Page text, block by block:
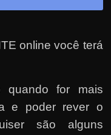
online você terá
quando for mais
e poder rever o
são alguns